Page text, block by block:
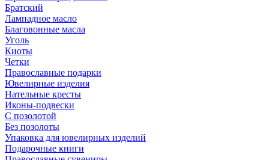
Братский
Лампадное масло
Благовонные масла
Уголь
Киоты
Четки
Православные подарки
Ювелирные изделия
Нательные кресты
Иконы-подвески
С позолотой
Без позолоты
Упаковка для ювелирных изделий
Подарочные книги